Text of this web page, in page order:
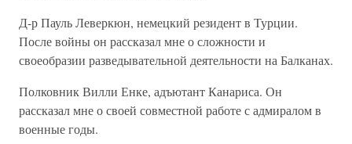
Д-р Пауль Леверкюн, немецкий резидент в Турции.
После войны он рассказал мне о сложности и
своеобразии разведывательной деятельности на Балканах.
Полковник Вилли Енке, адъютант Канариса. Он
рассказал мне о своей совместной работе с адмиралом в
военные годы.